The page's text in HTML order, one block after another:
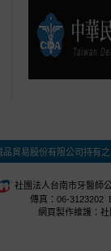
貿易股份有限公司持有
社團法人台南市牙醫師
傳真：06-3123202
網頁製作維護：